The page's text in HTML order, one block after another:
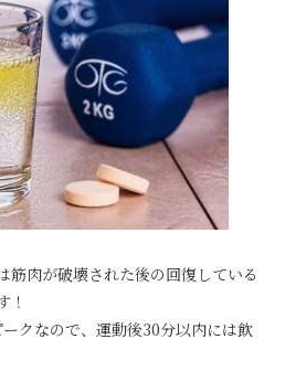
筋肉が破壊された後の回復している
！
クなので、運動後30分以内には飲